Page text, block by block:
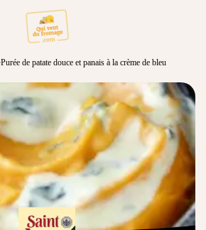
Purée de patate douce et panais à la crème de bleu